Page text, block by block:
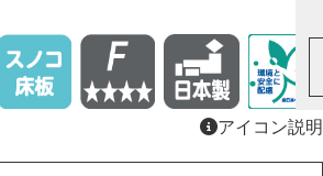
アイコン説明